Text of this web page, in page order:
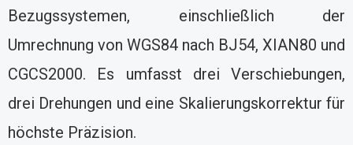
Bezugssystemen, einschließlich der
Umrechnung von WGS84 nach BJ54, XIAN80 und
CGCS2000. Es umfasst drei Verschiebungen,
drei Drehungen und eine Skalierungskorrektur für
höchste Präzision.